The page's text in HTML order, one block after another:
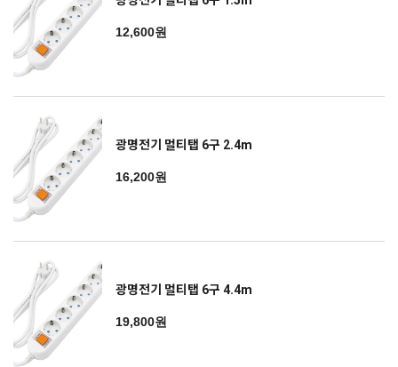
12,600원
광명전기 멀티탭 6구 2.4m
16,200원
광명전기 멀티탭 6구 4.4m
19,800원